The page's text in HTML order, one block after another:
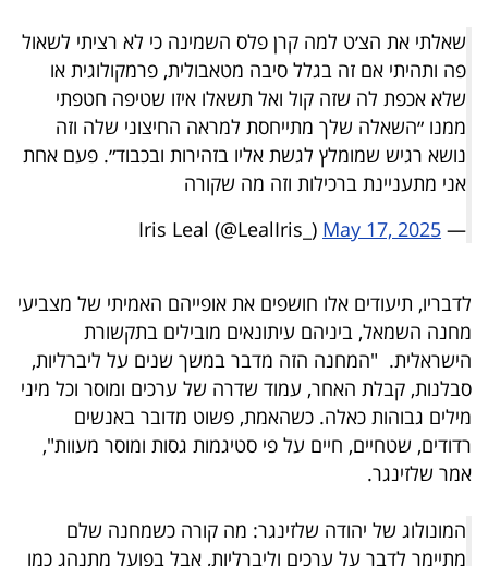
שאלתי את הצ׳ט למה קרן פלס השמינה כי לא רציתי לשאול
פה ותהיתי אם זה בגלל סיבה מטאבולית, פרמקולוגית או
שלא אכפת לה שזה קול ואל תשאלו איזו שטיפה חטפתי
ממנו ״השאלה שלך מתייחסת למראה החיצוני שלה וזה
נושא רגיש שמומלץ לגשת אליו בזהירות ובכבוד״. פעם אחת
אני מתעניינת ברכילות וזה מה שקורה
— Iris Leal (@LealIris_)
May 17, 2025
לדבריו, תיעודים אלו חושפים את אופייהם האמיתי של מצביעי
מחנה השמאל, ביניהם עיתונאים מובילים בתקשורת
הישראלית. "המחנה הזה מדבר במשך שנים על ליברליות,
סבלנות, קבלת האחר, עמוד שדרה של ערכים ומוסר וכל מיני
מילים גבוהות כאלה. כשהאמת, פשוט מדובר באנשים
רדודים, שטחיים, חיים על פי סטיגמות גסות ומוסר מעוות",
אמר שלזינגר.
המונולוג של יהודה שלזינגר: מה קורה כשמחנה שלם
מתיימר לדבר על ערכים וליברליות, אבל בפועל מתנהג כמו